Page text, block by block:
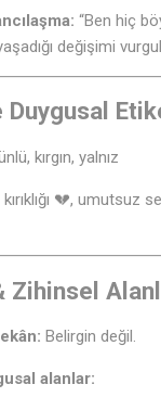
“Ben hiç
değişimi
Duygusal
kırgın, yalnız
💔, umutsuz
Zihinsel
Belirgin değil.
alanlar: